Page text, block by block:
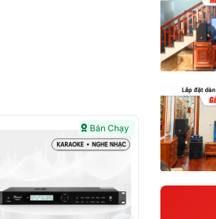
Bán Chạy